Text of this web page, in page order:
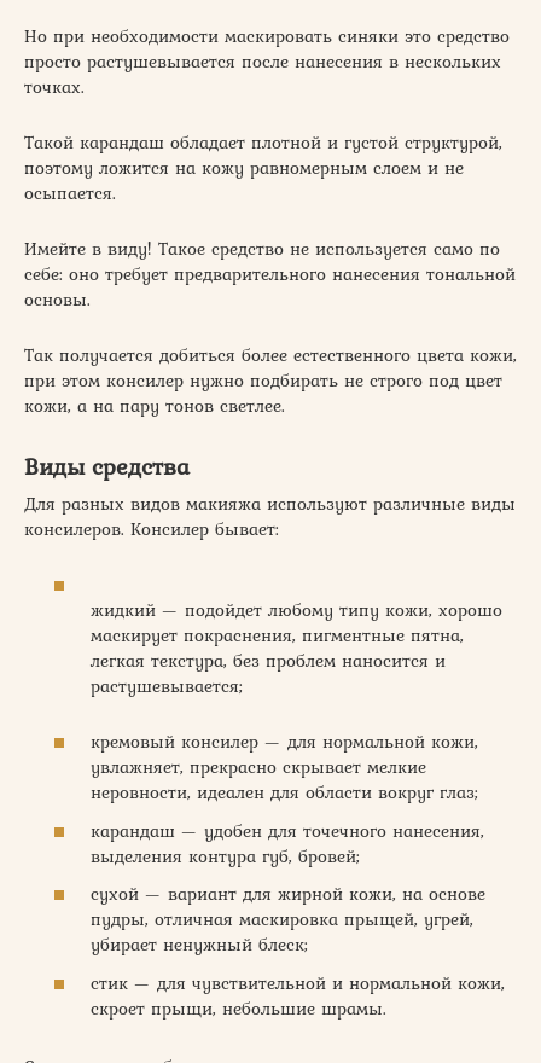
Но при необходимости маскировать синяки это средство
просто растушевывается после нанесения в нескольких
точках.
Такой карандаш обладает плотной и густой структурой,
поэтому ложится на кожу равномерным слоем и не
осыпается.
Имейте в виду! Такое средство не используется само по
себе: оно требует предварительного нанесения тональной
основы.
Так получается добиться более естественного цвета кожи,
при этом консилер нужно подбирать не строго под цвет
кожи, а на пару тонов светлее.
Виды средства
Для разных видов макияжа используют различные виды
консилеров. Консилер бывает:
жидкий — подойдет любому типу кожи, хорошо
маскирует покраснения, пигментные пятна,
легкая текстура, без проблем наносится и
растушевывается;
кремовый консилер — для нормальной кожи,
увлажняет, прекрасно скрывает мелкие
неровности, идеален для области вокруг глаз;
карандаш — удобен для точечного нанесения,
выделения контура губ, бровей;
сухой — вариант для жирной кожи, на основе
пудры, отличная маскировка прыщей, угрей,
убирает ненужный блеск;
стик — для чувствительной и нормальной кожи,
скроет прыщи, небольшие шрамы.